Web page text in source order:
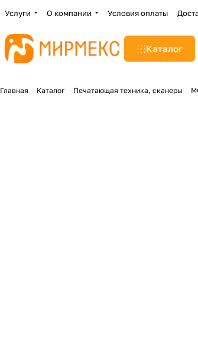
Услуги О компании Условия оплаты
Каталог
Главная Каталог Печатающая техника, сканеры